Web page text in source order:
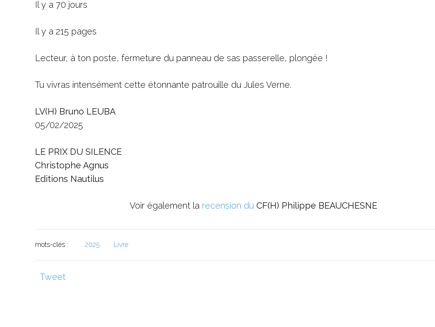
Il y a 70 jours
Il y a 215 pages
Lecteur, à ton poste, fermeture du panneau de sas passerelle, plongée !
Tu vivras intensément cette étonnante patrouille du Jules Verne.
LV(H) Bruno LEUBA
05/02/2025
LE PRIX DU SILENCE
Christophe Agnus
Editions Nautilus
Voir également la recension du CF(H) Philippe BEAUCHESNE
mots-clés : 2025 Livre
Tweet